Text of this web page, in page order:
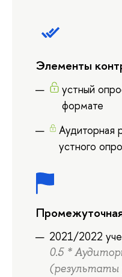
Элементы
устный
формате
Аудиторная
устного
2021/2022
0.5 *
(результаты